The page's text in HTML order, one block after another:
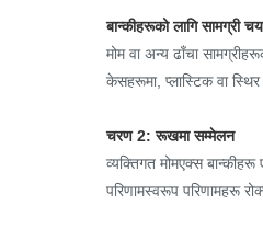
बान्कीहरूको लागि सामग्री
मोम वा अन्य ढाँचा
केसहरूमा, प्लास्टिक वा स्थिर
चरण 2: रूखमा सम्मेलन
व्यक्तिगत मोमएक्स
परिणामस्वरूप परिणामहरू